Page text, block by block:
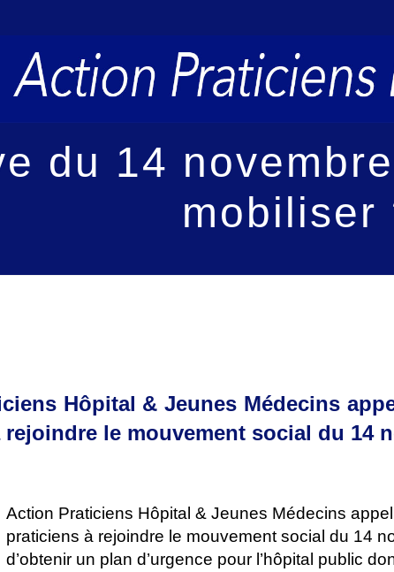
du 14
mobiliser
Hôpital & Jeunes Médecins
le mouvement social du 14
Action Praticiens Hôpital & Jeunes Médecins
praticiens à rejoindre le mouvement social du 14
d’obtenir un plan d’urgence pour l’hôpital public